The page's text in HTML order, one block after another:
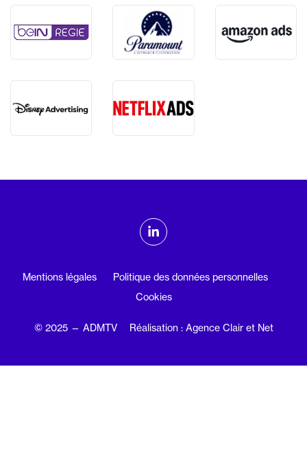
ADMTV sur les réseaux sociaux
Linkedin
Mentions légales
Politique des données personnelles
Cookies
© 2025 — ADMTV Réalisation : Agence Clair et Net